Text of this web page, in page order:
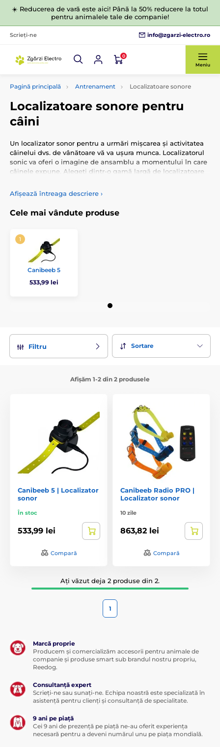
☀️ Reducerea de vară este aici! Până la 50% reducere la totul
pentru animalele tale de companie!
Scrieți-ne info@zgarzi-electro.ro
0
Meniu
Pagină principală Antrenament Localizatoare sonore
Localizatoare sonore pentru
câini
Un localizator sonor pentru a urmări mișcarea și activitatea
câinelui dvs. de vânătoare vă va ușura munca. Localizatorul
sonic va oferi o imagine de ansamblu a momentului în care
câinele expune. Alegeți dintr-o gamă largă de localizatoare
Afișează întreaga descriere ›
Cele mai vândute produse
Canibeeb 5
533,99 lei
Filtru Sortare
Afișăm 1-2 din 2 produsele
Canibeeb 5 | Localizator
sonor
În stoc
533,99 lei
Compară
Canibeeb Radio PRO |
Localizator sonor
10 zile
863,82 lei
Compară
Ați văzut deja 2 produse din 2.
1
Marcă proprie
Producem și comercializăm accesorii pentru animale de
companie și produse smart sub brandul nostru propriu,
Reedog.
Consultanță expert
Scrieți-ne sau sunați-ne. Echipa noastră este specializată în
asistență pentru clienți și consultanță de specialitate.
9 ani pe piață
Cei 9 ani de prezență pe piață ne-au oferit experiența
necesară pentru a deveni numărul unu pe piața mondială.